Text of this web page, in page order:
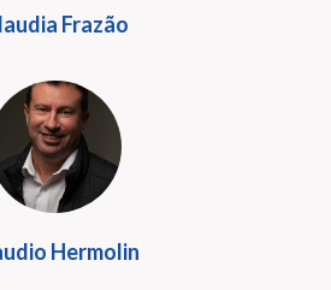
Frazão
Hermolin